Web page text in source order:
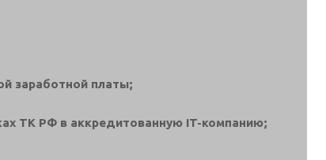
заработной платы;
ТК РФ в аккредитованную IT-компанию;